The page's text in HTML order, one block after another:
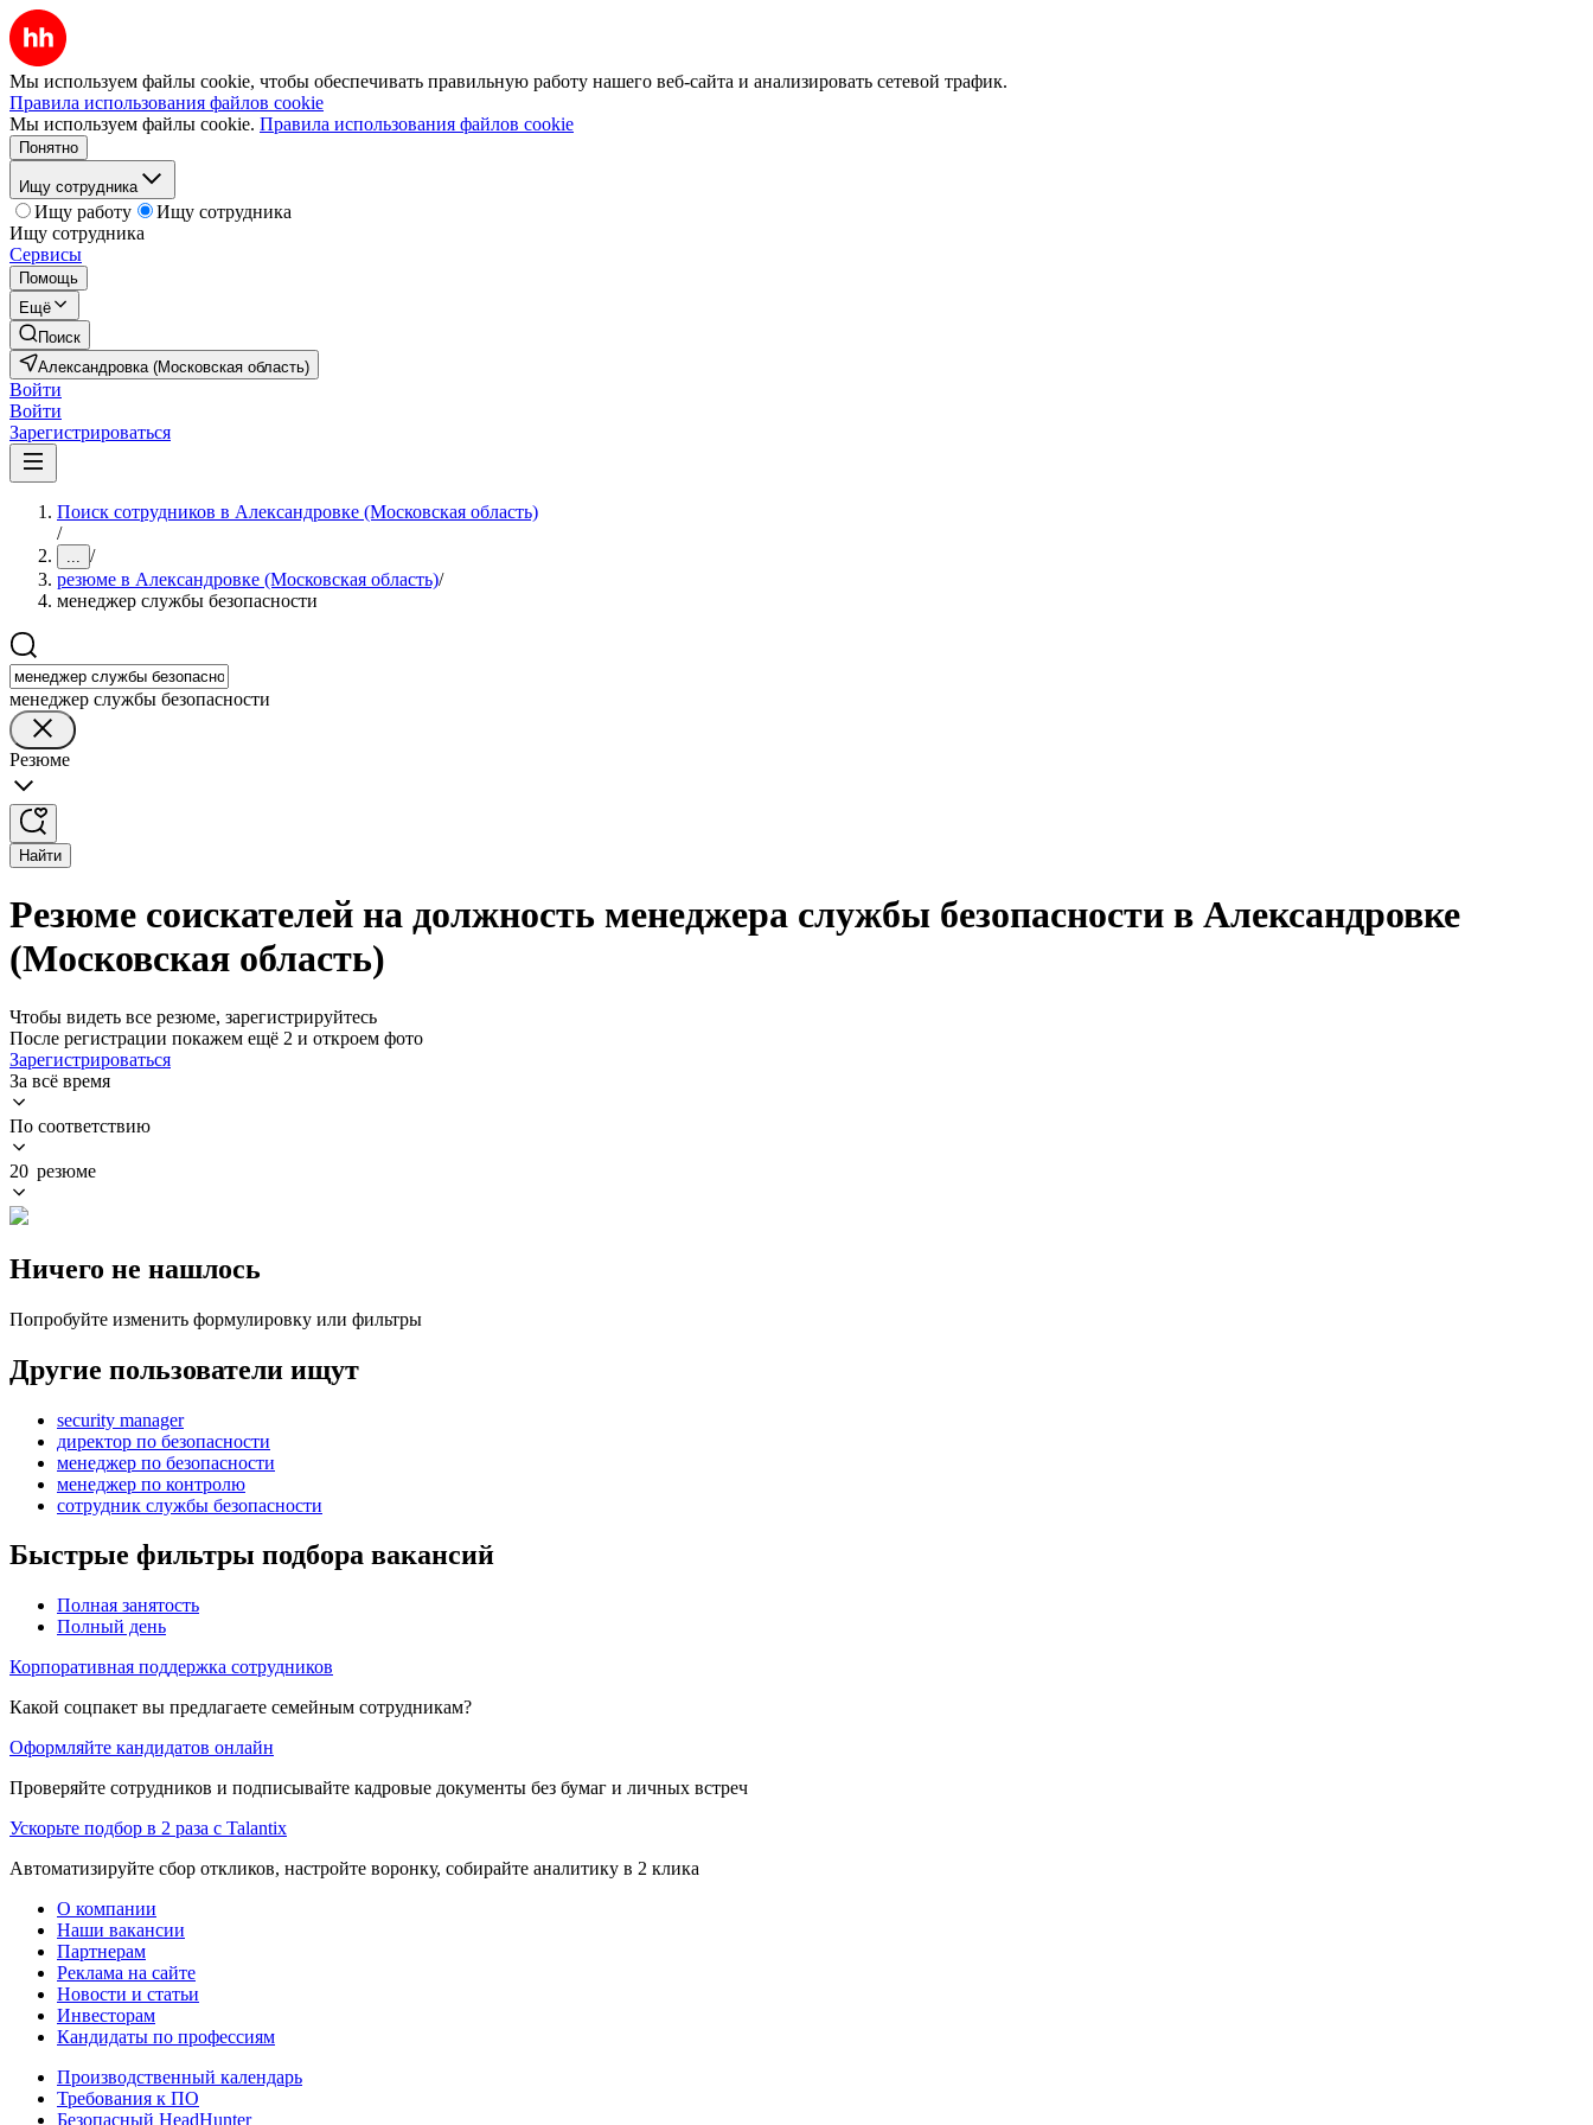
Мы используем файлы cookie, чтобы обеспечивать правильную работу нашего веб-сайта и анализировать сетевой трафик.
Правила использования файлов cookie
Мы используем файлы cookie. Правила использования файлов cookie
Понятно
Ищу сотрудника
Ищу работу
Ищу сотрудника
Ищу сотрудника
Сервисы
Помощь
Ещё
Поиск
Александровка (Московская область)
Войти
Войти
Зарегистрироваться
Поиск сотрудников в Александровке (Московская область)
/
... /
резюме в Александровке (Московская область)/
менеджер службы безопасности
менеджер службы безопасности
Резюме
Найти
Резюме соискателей на должность менеджера службы безопасности в Александровке
(Московская область)
Чтобы видеть все резюме, зарегистрируйтесь
После регистрации покажем ещё 2 и откроем фото
Зарегистрироваться
За всё время
По соответствию
20 резюме
Ничего не нашлось
Попробуйте изменить формулировку или фильтры
Другие пользователи ищут
security manager
директор по безопасности
менеджер по безопасности
менеджер по контролю
сотрудник службы безопасности
Быстрые фильтры подбора вакансий
Полная занятость
Полный день
Корпоративная поддержка сотрудников
Какой соцпакет вы предлагаете семейным сотрудникам?
Оформляйте кандидатов онлайн
Проверяйте сотрудников и подписывайте кадровые документы без бумаг и личных встреч
Ускорьте подбор в 2 раза с Talantix
Автоматизируйте сбор откликов, настройте воронку, собирайте аналитику в 2 клика
О компании
Наши вакансии
Партнерам
Реклама на сайте
Новости и статьи
Инвесторам
Кандидаты по профессиям
Производственный календарь
Требования к ПО
Безопасный HeadHunter